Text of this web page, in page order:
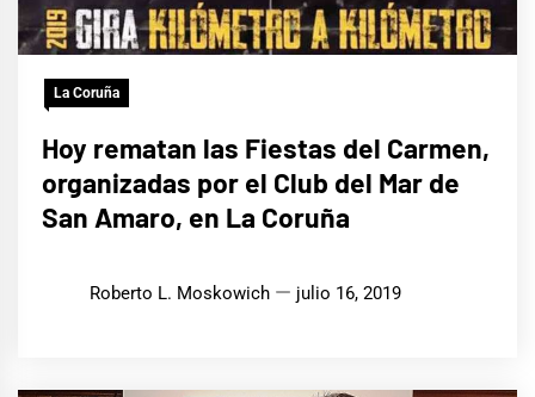
La Coruña
Hoy rematan las Fiestas del Carmen,
organizadas por el Club del Mar de
San Amaro, en La Coruña
Roberto L. Moskowich julio 16, 2019